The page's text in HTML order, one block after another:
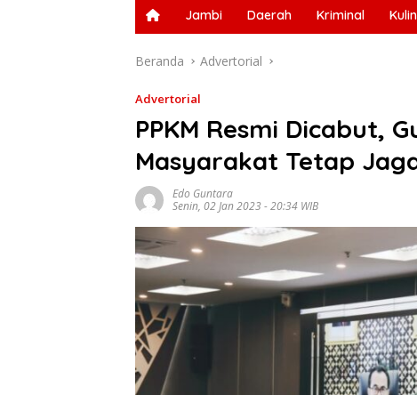
Jambi Daerah Kriminal
Beranda Advertorial
Advertorial
PPKM Resmi Dicabut,
Masyarakat Tetap
Edo Guntara
Senin, 02 Jan 2023 - 20:34 WIB